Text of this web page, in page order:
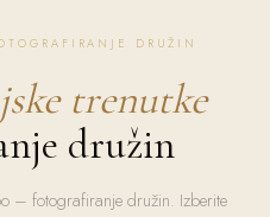
DRUŽIN
trenutke
družin
– fotografiranje družin. Izberite